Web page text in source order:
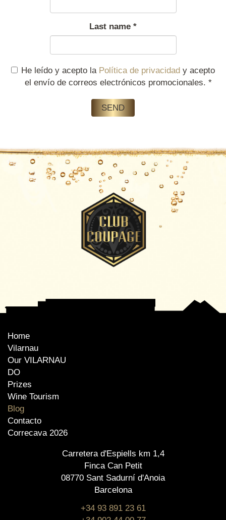
Last name *
He leído y acepto la Política de privacidad y acepto
el envío de correos electrónicos promocionales. *
SEND
Home
Vilarnau
Our VILARNAU
DO
Prizes
Wine Tourism
Blog
Contacto
Correcava 2026
Carretera d'Espiells km 1,4
Finca Can Petit
08770 Sant Sadurní d'Anoia
Barcelona
+34 93 891 23 61